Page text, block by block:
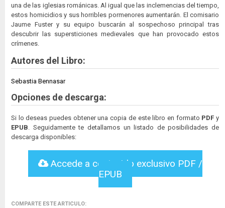
una de las iglesias románicas. Al igual que las inclemencias del tiempo,
estos homicidios y sus horribles pormenores aumentarán. El comisario
Jaume Fuster y su equipo buscarán al sospechoso principal tras
descubrir las supersticiones medievales que han provocado estos
crímenes.
Autores del Libro:
Sebastia Bennasar
Opciones de descarga:
Si lo deseas puedes obtener una copia de este libro en formato PDF y
EPUB . Seguidamente te detallamos un listado de posibilidades de
descarga disponibles:
Accede a contenido exclusivo PDF /
EPUB
COMPARTE ESTE ARTICULO: